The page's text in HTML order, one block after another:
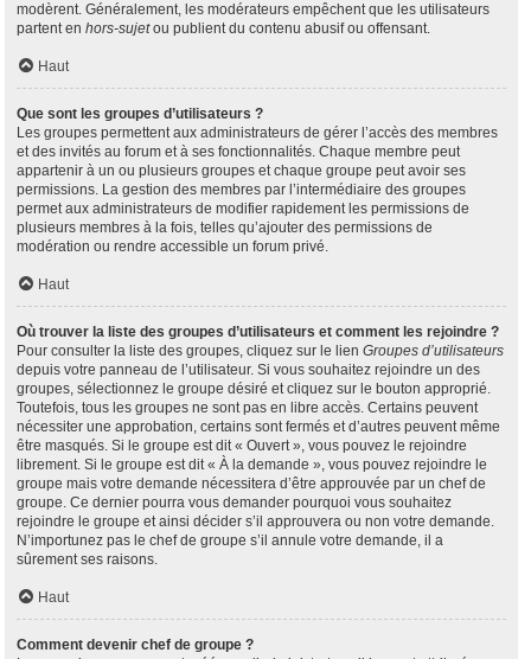
modèrent. Généralement, les modérateurs empêchent que les utilisateurs
partent en hors-sujetou publient du contenu abusif ou offensant.
Haut
Que sont les groupes d’utilisateurs ?
Les groupes permettent aux administrateurs de gérer l’accès des membres
et des invités au forum et à ses fonctionnalités. Chaque membre peut
appartenir à un ou plusieurs groupes et chaque groupe peut avoir ses
permissions. La gestion des membres par l’intermédiaire des groupes
permet aux administrateurs de modifier rapidement les permissions de
plusieurs membres à la fois, telles qu’ajouter des permissions de
modération ou rendre accessible un forum privé.
Haut
Où trouver la liste des groupes d’utilisateurs et comment les rejoindre ?
Pour consulter la liste des groupes, cliquez sur le lien Groupes d’utilisateurs
depuis votre panneau de l’utilisateur. Si vous souhaitez rejoindre un des
groupes, sélectionnez le groupe désiré et cliquez sur le bouton approprié.
Toutefois, tous les groupes ne sont pas en libre accès. Certains peuvent
nécessiter une approbation, certains sont fermés et d’autres peuvent même
être masqués. Si le groupe est dit « Ouvert », vous pouvez le rejoindre
librement. Si le groupe est dit « À la demande », vous pouvez rejoindre le
groupe mais votre demande nécessitera d’être approuvée par un chef de
groupe. Ce dernier pourra vous demander pourquoi vous souhaitez
rejoindre le groupe et ainsi décider s’il approuvera ou non votre demande.
N’importunez pas le chef de groupe s’il annule votre demande, il a
sûrement ses raisons.
Haut
Comment devenir chef de groupe ?